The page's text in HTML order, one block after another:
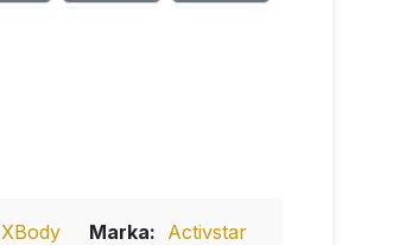
XBody Marka: Activstar